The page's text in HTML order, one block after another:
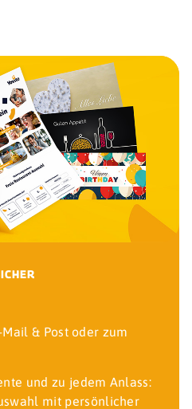
& Post oder zum
und zu jedem Anlass:
mit persönlicher